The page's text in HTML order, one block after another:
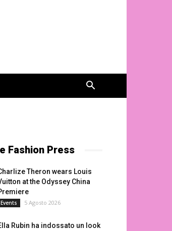
Fashion Press
Theron wears Louis
at the Odyssey China
Events 5 Agosto 2026
Rubin ha indossato un look